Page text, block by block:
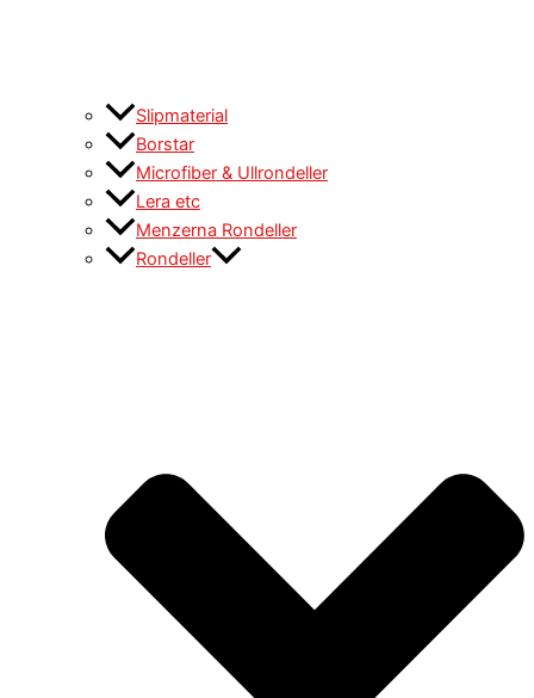
Slipmaterial
Borstar
Microfiber & Ullrondeller
Lera etc
Menzerna Rondeller
Rondeller